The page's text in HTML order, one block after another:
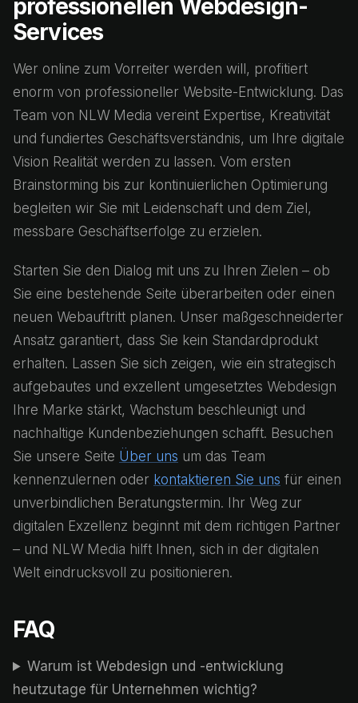
professionellen Webdesign-
Services
Wer online zum Vorreiter werden will, profitiert
enorm von professioneller Website-Entwicklung. Das
Team von NLW Media vereint Expertise, Kreativität
und fundiertes Geschäftsverständnis, um Ihre digitale
Vision Realität werden zu lassen. Vom ersten
Brainstorming bis zur kontinuierlichen Optimierung
begleiten wir Sie mit Leidenschaft und dem Ziel,
messbare Geschäftserfolge zu erzielen.
Starten Sie den Dialog mit uns zu Ihren Zielen – ob
Sie eine bestehende Seite überarbeiten oder einen
neuen Webauftritt planen. Unser maßgeschneiderter
Ansatz garantiert, dass Sie kein Standardprodukt
erhalten. Lassen Sie sich zeigen, wie ein strategisch
aufgebautes und exzellent umgesetztes Webdesign
Ihre Marke stärkt, Wachstum beschleunigt und
nachhaltige Kundenbeziehungen schafft. Besuchen
Sie unsere Seite Über uns um das Team
kennenzulernen oder kontaktieren Sie uns für einen
unverbindlichen Beratungstermin. Ihr Weg zur
digitalen Exzellenz beginnt mit dem richtigen Partner
– und NLW Media hilft Ihnen, sich in der digitalen
Welt eindrucksvoll zu positionieren.
FAQ
Warum ist Webdesign und -entwicklung
heutzutage für Unternehmen wichtig?